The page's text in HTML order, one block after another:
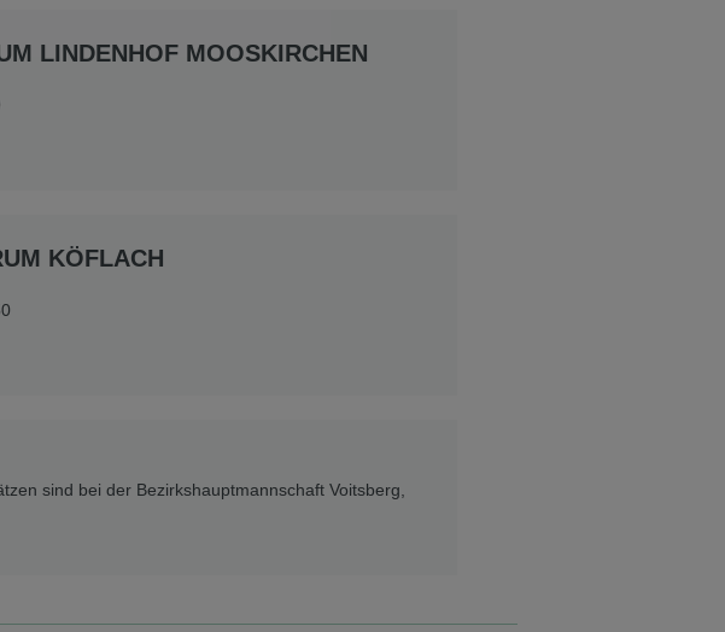
LINDENHOF MOOSKIRCHEN
KÖFLACH
sind bei der Bezirkshauptmannschaft Voitsberg,